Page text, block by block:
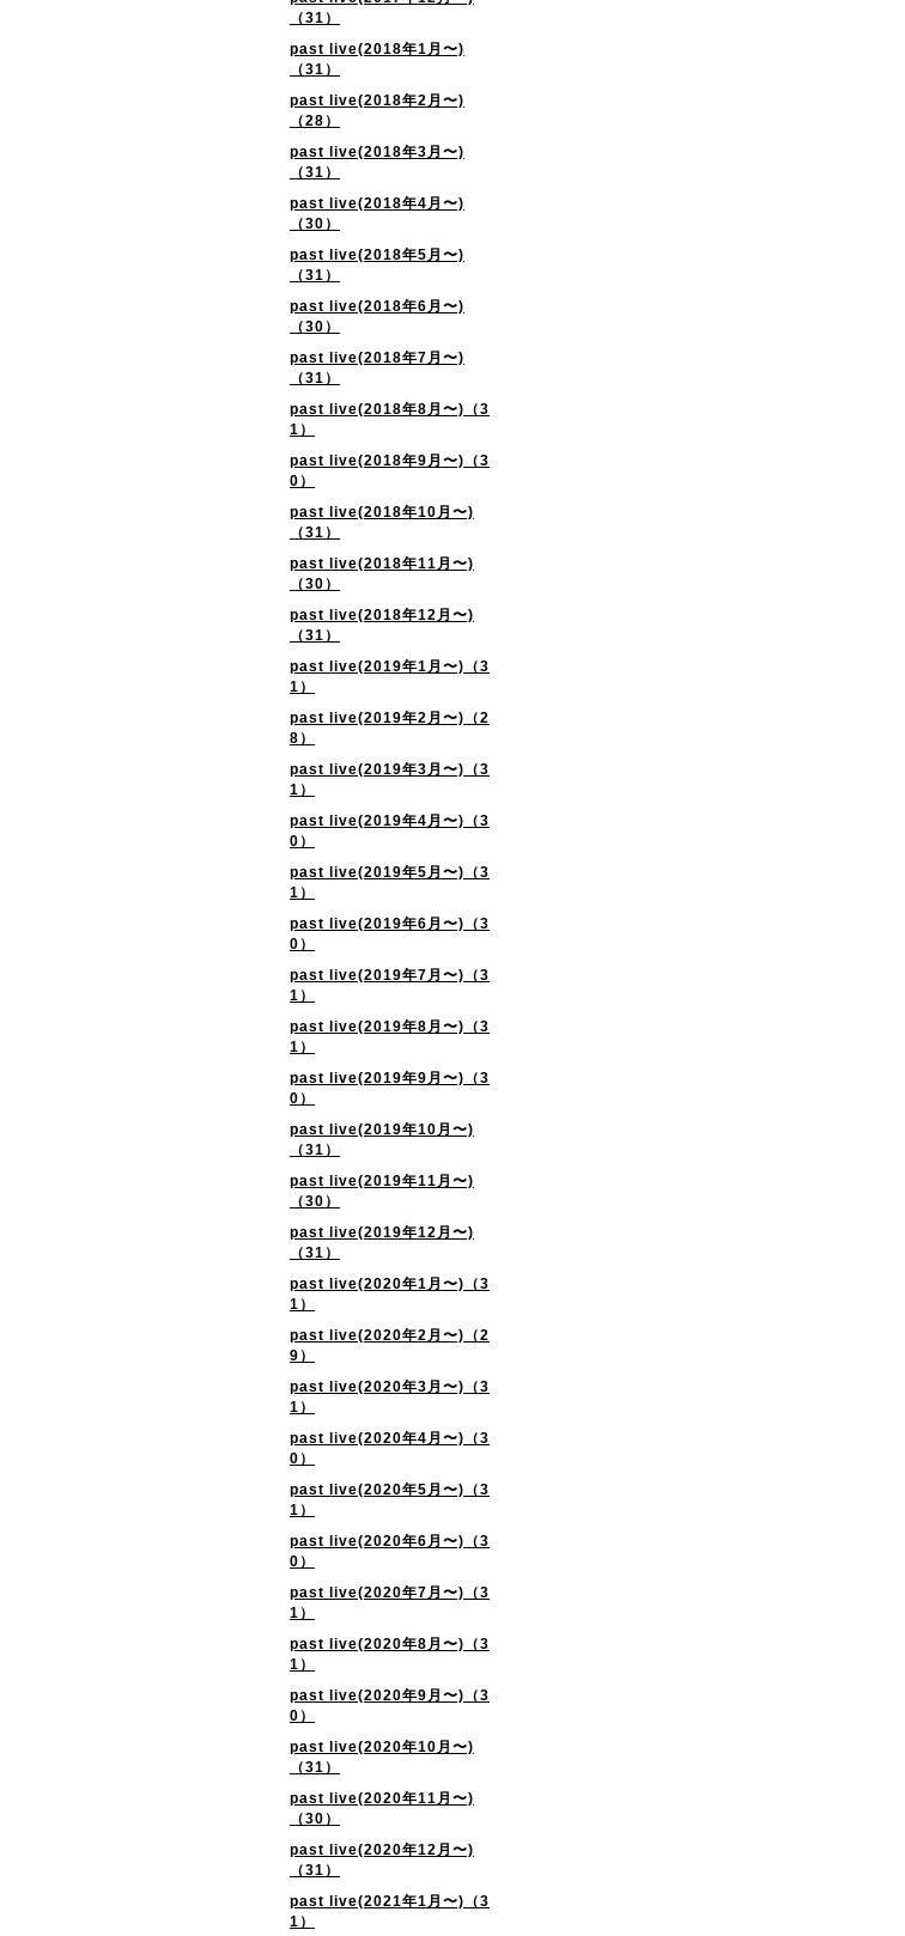
（31）
past live(2018年1月〜)
（31）
past live(2018年2月〜)
（28）
past live(2018年3月〜)
（31）
past live(2018年4月〜)
（30）
past live(2018年5月〜)
（31）
past live(2018年6月〜)
（30）
past live(2018年7月〜)
（31）
past live(2018年8月〜)（3
1）
past live(2018年9月〜)（3
0）
past live(2018年10月〜)
（31）
past live(2018年11月〜)
（30）
past live(2018年12月〜)
（31）
past live(2019年1月〜)（3
1）
past live(2019年2月〜)（2
8）
past live(2019年3月〜)（3
1）
past live(2019年4月〜)（3
0）
past live(2019年5月〜)（3
1）
past live(2019年6月〜)（3
0）
past live(2019年7月〜)（3
1）
past live(2019年8月〜)（3
1）
past live(2019年9月〜)（3
0）
past live(2019年10月〜)
（31）
past live(2019年11月〜)
（30）
past live(2019年12月〜)
（31）
past live(2020年1月〜)（3
1）
past live(2020年2月〜)（2
9）
past live(2020年3月〜)（3
1）
past live(2020年4月〜)（3
0）
past live(2020年5月〜)（3
1）
past live(2020年6月〜)（3
0）
past live(2020年7月〜)（3
1）
past live(2020年8月〜)（3
1）
past live(2020年9月〜)（3
0）
past live(2020年10月〜)
（31）
past live(2020年11月〜)
（30）
past live(2020年12月〜)
（31）
past live(2021年1月〜)（3
1）